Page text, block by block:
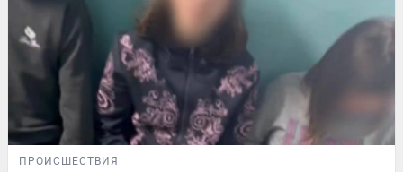
ПРОИСШЕСТВИЯ